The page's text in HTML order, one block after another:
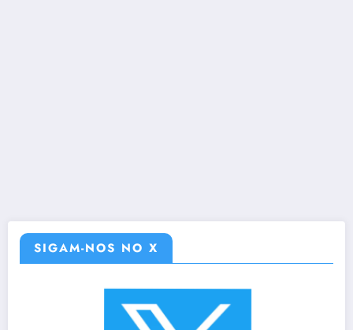
SIGAM-NOS NO X